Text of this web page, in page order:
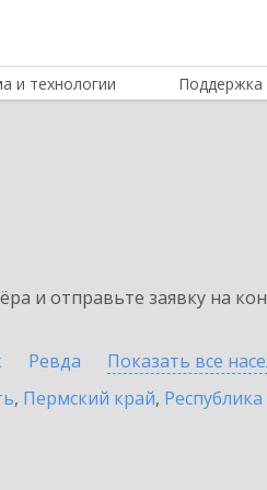
и технологии Поддержка
и отправьте заявку на
Ревда Показать все
, Пермский край,